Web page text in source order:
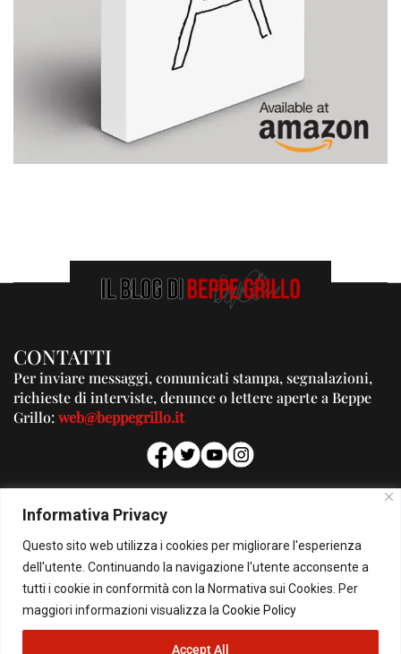
Informativa Privacy
Questo sito web utilizza i cookies per migliorare l'esperienza
dell'utente. Continuando la navigazione l'utente acconsente a
tutti i cookie in conformità con la Normativa sui Cookies. Per
maggiori informazioni visualizza la Cookie Policy
Accept All
CONTATTI
Per inviare messaggi, comunicati stampa, segnalazioni,
richieste di interviste, denunce o lettere aperte a Beppe
Grillo:web@beppegrillo.it
PUBBLICITA'
Per la tua pubblicità su questo Blog:
pubblicita@beppegrillo.it
© Copyright 2026 - Il Blog di Beppe Grillo. All Rights Reserved - Powered by